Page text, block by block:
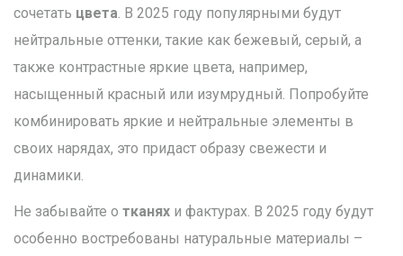
сочетать цвета. В 2025 году популярными будут
нейтральные оттенки, такие как бежевый, серый, а
также контрастные яркие цвета, например,
насыщенный красный или изумрудный. Попробуйте
комбинировать яркие и нейтральные элементы в
своих нарядах, это придаст образу свежести и
динамики.
Не забывайте о тканях и фактурах. В 2025 году будут
особенно востребованы натуральные материалы –